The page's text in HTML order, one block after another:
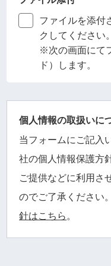
ファイルを添付
クしてください。
※次の画面にて
ド）します。
個人情報の取扱いに
当フォームにご記入
社の個人情報保護方
ご提供などに利用さ
のでご了承ください。
針はこちら 。